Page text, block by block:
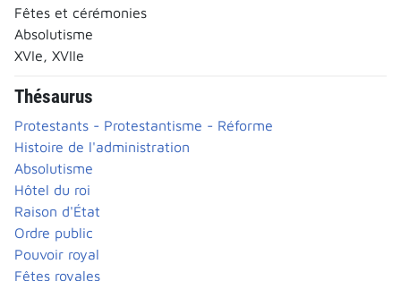
Fêtes et cérémonies
Absolutisme
XVIe, XVIIe
Thésaurus
Protestants - Protestantisme - Réforme
Histoire de l'administration
Absolutisme
Hôtel du roi
Raison d'État
Ordre public
Pouvoir royal
Fêtes royales